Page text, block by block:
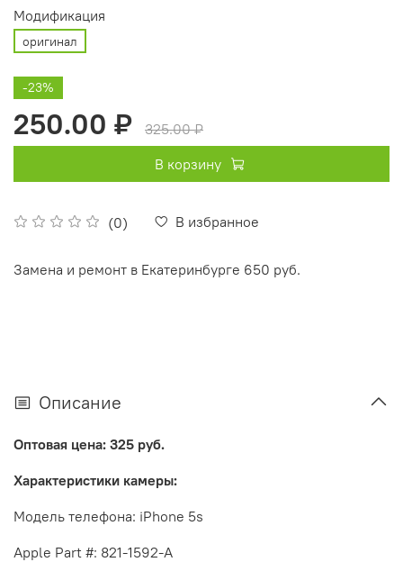
(0) В избранное
Модификация
оригинал
-23%
250.00 ₽
325.00 ₽
В корзину
Замена и ремонт в Екатеринбурге 650 руб.
Описание
Оптовая цена: 325 руб.
Характеристики камеры:
Модель телефона: iPhone 5s
Apple Part #: 821-1592-A